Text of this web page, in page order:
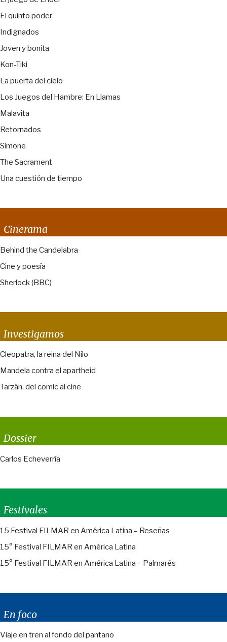
El quinto poder
Indignados
Joven y bonita
Kon-Tiki
La puerta del cielo
Los Juegos del Hambre: En Llamas
Malavita
Retornados
Simone
The Sacrament
Una cuestión de tiempo
Cinerama
Behind the Candelabra
Cine y poesía
Sherlock (BBC)
Investigamos
Cleopatra, la reina del Nilo
Mandela contra el apartheid
Tarzán, del comic al cine
Dossier
Carlos Echeverría
Festivales
15 Festival FILMAR en América Latina – Reseñas
15° Festival FILMAR en América Latina
15° Festival FILMAR en América Latina – Palmarés
En foco
Viaje en tren al fondo del pantano